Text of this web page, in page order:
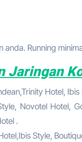
Running
Jaringan
Hotel, Ibis
Novotel Hotel,
.
Style,